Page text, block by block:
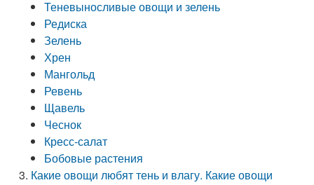
Теневыносливые овощи и зелень
Редиска
Зелень
Хрен
Мангольд
Ревень
Щавель
Чеснок
Кресс-салат
Бобовые растения
Какие овощи любят тень и влагу. Какие овощи